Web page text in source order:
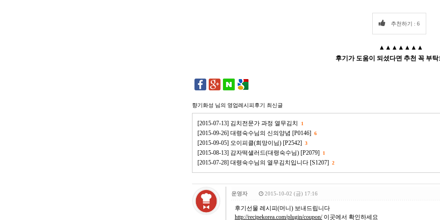
추천하기 : 6
▲▲▲▲▲▲▲
후기가 도움이 되셨다면 추천 꼭 부
향기화성 님의 영업레시피후기 최신글
[2015-07-13] 김치전문가 과정 열무김치 1
[2015-09-26] 대령숙수님의 신의양념 [P0146] 6
[2015-09-05] 오이피클(희망이님) [P2542] 3
[2015-08-13] 감자떡샐러드(대령숙수님) [P2079] 1
[2015-07-28] 대령숙수님의 열무김치입니다 [S1207] 2
운영자 2015-10-02 (금) 17:16
후기선물 레시피(머니) 보내드립니다
http://recipekorea.com/plugin/coupon/이곳에서 확인하세요